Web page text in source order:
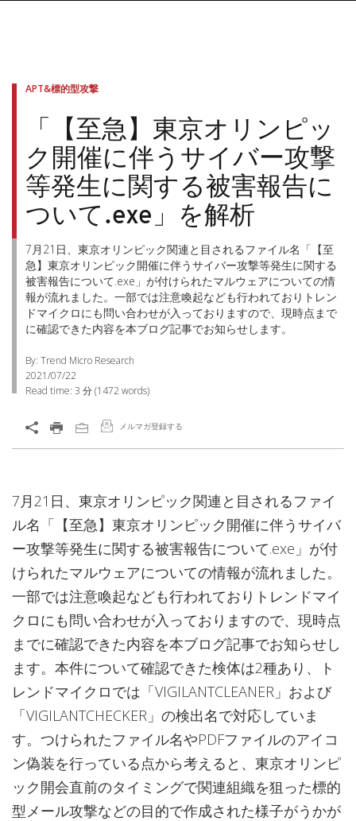
APT&標的型攻撃
「【至急】東京オリンピッ
ク開催に伴うサイバー攻撃
等発生に関する被害報告に
ついて.exe」を解析
7月21日、東京オリンピック関連と目されるファイル名「【至
急】東京オリンピック開催に伴うサイバー攻撃等発生に関する
被害報告について.exe」が付けられたマルウェアについての情
報が流れました。一部では注意喚起なども行われておりトレン
ドマイクロにも問い合わせが入っておりますので、現時点まで
に確認できた内容を本ブログ記事でお知らせします。
By: Trend Micro Research
2021/07/22
Read time: 3 分(1472words)
メルマガ登録する
7月21日、東京オリンピック関連と目されるファイ
ル名「【至急】東京オリンピック開催に伴うサイバ
ー攻撃等発生に関する被害報告について.exe」が付
けられたマルウェアについての情報が流れました。
一部では注意喚起なども行われておりトレンドマイ
クロにも問い合わせが入っておりますので、現時点
までに確認できた内容を本ブログ記事でお知らせし
ます。本件について確認できた検体は2種あり、ト
レンドマイクロでは「VIGILANTCLEANER」および
「VIGILANTCHECKER」の検出名で対応していま
す。つけられたファイル名やPDFファイルのアイコ
ン偽装を行っている点から考えると、東京オリンピ
ック開会直前のタイミングで関連組織を狙った標的
型メール攻撃などの目的で作成された様子がうかが